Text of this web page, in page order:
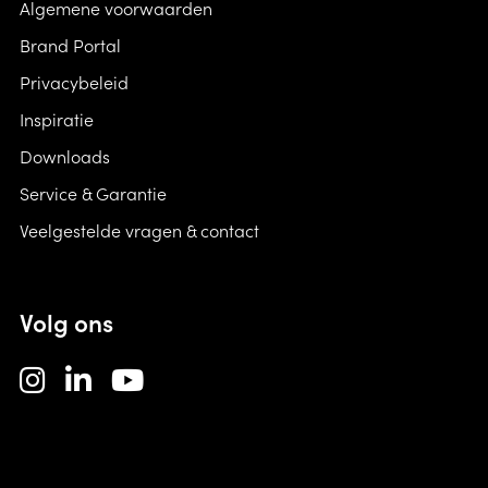
Algemene voorwaarden
Brand Portal
Privacybeleid
Inspiratie
Downloads
Service & Garantie
Veelgestelde vragen & contact
Volg ons